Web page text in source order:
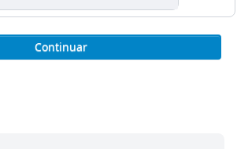
Continuar